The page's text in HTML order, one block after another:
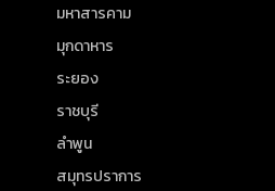
มหาสารคาม
มุกดาหาร
ระยอง
ราชบุรี
ลำพูน
สมุทรปราการ